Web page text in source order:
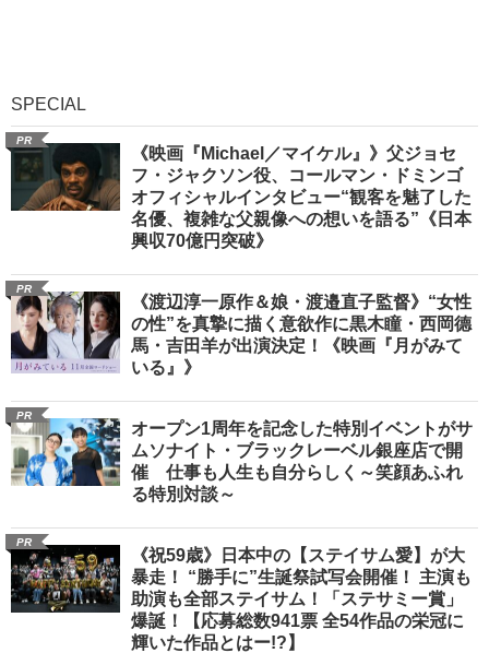
SPECIAL
PR
《映画『Michael／マイケル』》父ジョセ
フ・ジャクソン役、コールマン・ドミンゴ
オフィシャルインタビュー“観客を魅了した
名優、複雑な父親像への想いを語る”《日本
興収70億円突破》
PR
《渡辺淳一原作＆娘・渡邉直子監督》“女性
の性”を真摯に描く意欲作に黒木瞳・西岡德
馬・吉田羊が出演決定！《映画『月がみて
いる』》
PR
オープン1周年を記念した特別イベントがサ
ムソナイト・ブラックレーベル銀座店で開
催 仕事も人生も自分らしく～笑顔あふれ
る特別対談～
PR
《祝59歳》日本中の【ステイサム愛】が大
暴走！ “勝手に”生誕祭試写会開催！ 主演も
助演も全部ステイサム！「ステサミー賞」
爆誕！【応募総数941票 全54作品の栄冠に
輝いた作品とはー!?】